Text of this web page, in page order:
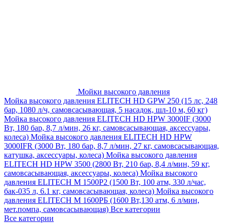
Мойки высокого давления
Мойка высокого давления ELITECH HD GPW 250 (15 лс, 248
бар, 1080 л/ч, самовсасывающая, 5 насадок, шл-10 м, 60 кг)
Мойка высокого давления ELITECH HD HPW 3000IF (3000
Вт, 180 бар, 8,7 л/мин, 26 кг, самовсасывающая, аксессуары,
колеса) Мойка высокого давления ELITECH HD HPW
3000IFR (3000 Вт, 180 бар, 8,7 л/мин, 27 кг, самовсасывающая,
катушка, аксессуары, колеса) Мойка высокого давления
ELITECH HD HPW 3500 (2800 Вт, 210 бар, 8,4 л/мин, 59 кг,
самовсасывающая, аксессуары, колеса) Мойка высокого
давления ELITECH M 1500P2 (1500 Вт, 100 атм, 330 л/час,
бак-035 л, 6.1 кг, самовсасывающая, колеса) Мойка высокого
давления ELITECH М 1600РБ (1600 Вт,130 атм, 6 л/мин,
мет.помпа, самовсасывающая) Все категории
Все категории